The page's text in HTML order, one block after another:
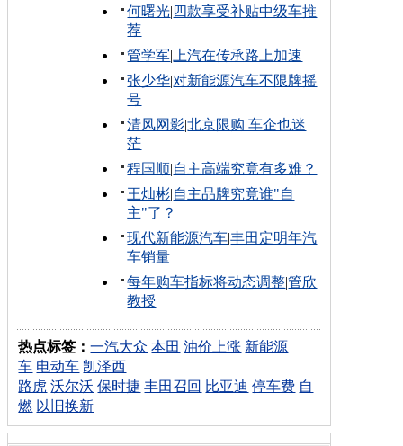
何曙光| 四款享受补贴中级车推
荐
管学军| 上汽在传承路上加速
张少华|对新能源汽车不限牌摇
号
清风网影|北京限购 车企也迷
茫
程国顺|自主高端究竟有多难？
王灿彬|自主品牌究竟谁"自
主"了？
现代新能源汽车|丰田定明年汽
车销量
每年购车指标将动态调整|管欣
教授
热点标签：一汽大众 本田 油价上涨 新能源
车 电动车 凯泽西
路虎 沃尔沃 保时捷 丰田召回 比亚迪 停车费 自
燃 以旧换新